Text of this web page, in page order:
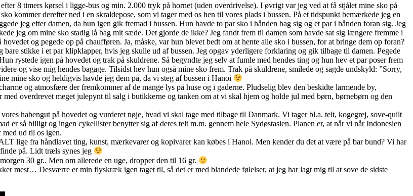
8 timers kørsel i ligge-bus og min. 2.000 tryk på hornet (uden overdrivelse). I øvrigt var jeg ved at få stjålet mine sko på
kommer derefter ned i en skraldepose, som vi tager med os hen til vores plads i bussen. På et tidspunkt bemærkede jeg en
jeg efter damen, da hun igen gik fremad i bussen. Hun havde to par sko i hånden bag sig og et par i hånden foran sig. Jeg
jeg om mine sko stadig lå bag mit sæde. Det gjorde de ikke? Jeg fandt frem til damen som havde sat sig længere fremme i
og pegede op på chaufføren. Ja, måske, var hun blevet bedt om at hente alle sko i bussen, for at bringe dem op foran?
stikke i et par klipklapper, hvis jeg skulle ud af bussen. Jeg opgav yderligere forklaring og gik tilbage til damen. Pegede
rystede igen på hovedet og trak på skuldrene. Så begyndte jeg selv at fumle med hendes ting og hun hev et par poser frem
og vise mig hendes bagage. Tilsidst hev hun også mine sko frem. Trak på skuldrene, smilede og sagde undskyld: ”Sorry,
mine sko og heldigvis havde jeg dem på, da vi steg af bussen i Hanoi
og atmosfære der fremkommer af de mange lys på huse og i gaderne. Pludselig blev den beskidte larmende by,
overdrevet meget julepynt til salg i butikkerne og tanken om at vi skal hjem og holde jul med børn, børnebørn og den
habengut på hovedet og vurderet nøje, hvad vi skal tage med tilbage til Danmark. Vi tager bl.a. telt, kogegrej, sove-quilt
er så billigt og ingen cykellister benytter sig af deres telt m.m. gennem hele Sydøstasien. Planen er, at når vi når Indonesien
med ud til os igen.
lige fra håndlavet ting, kunst, mærkevarer og kopivarer kan købes i Hanoi. Men kender du det at være på bar bund? Vi har
på. Lidt træls synes jeg
30 gr.. Men om allerede en uge, dropper den til 16 gr.
mest… Desværre er min flyskræk igen taget til, så det er med blandede følelser, at jeg har lagt mig til at sove de sidste